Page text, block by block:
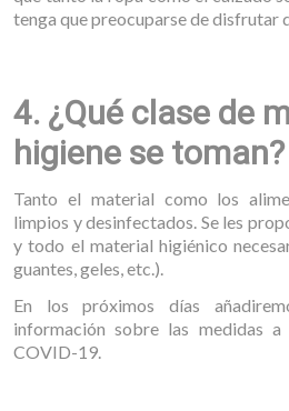
tenga que preocuparse de disfrutar
4. ¿Qué clase de
higiene se toman?
Tanto el material como los
limpios y desinfectados. Se les
y todo el material higiénico
guantes, geles, etc.).
En los próximos días
información sobre las medidas
COVID-19.